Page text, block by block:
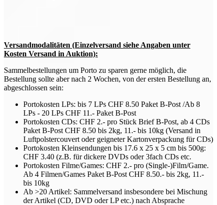
Versandmodalitäten (Einzelversand siehe Angaben unter
Kosten Versand in Auktion):
Sammelbestellungen um Porto zu sparen gerne möglich, die
Bestellung sollte aber nach 2 Wochen, von der ersten Bestellung an,
abgeschlossen sein:
Portokosten LPs: bis 7 LPs CHF 8.50 Paket B-Post /Ab 8
LPs - 20 LPs CHF 11.- Paket B-Post
Portokosten CDs: CHF 2.- pro Stück Brief B-Post, ab 4 CDs
Paket B-Post CHF 8.50 bis 2kg, 11.- bis 10kg (Versand in
Luftpolstercouvert oder geigneter Kartonverpackung für CDs)
Portokosten Kleinsendungen bis 17.6 x 25 x 5 cm bis 500g:
CHF 3.40 (z.B. für dickere DVDs oder 3fach CDs etc.
Portokosten Filme/Games: CHF 2.- pro (Single-)Film/Game.
Ab 4 Filmen/Games Paket B-Post CHF 8.50.- bis 2kg, 11.-
bis 10kg
Ab >20 Artikel: Sammelversand insbesondere bei Mischung
der Artikel (CD, DVD oder LP etc.) nach Absprache